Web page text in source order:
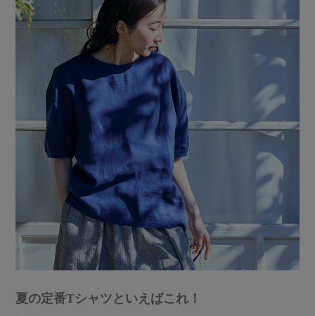
夏の定番Tシャツといえばこれ！